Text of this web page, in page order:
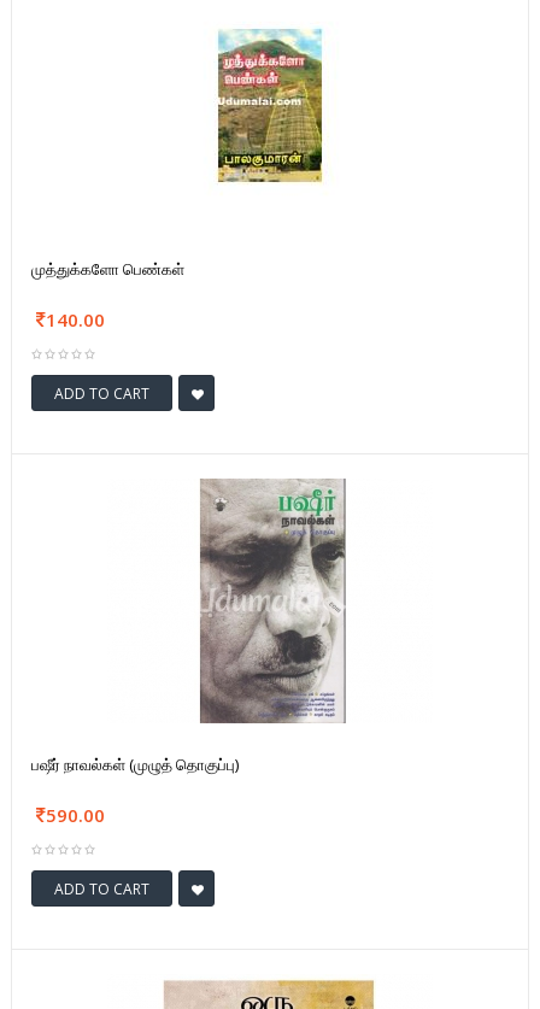
முத்துக்களோ பெண்கள்
140.00
ADD TO CART
பஷீர் நாவல்கள் (முழுத் தொகுப்பு)
590.00
ADD TO CART